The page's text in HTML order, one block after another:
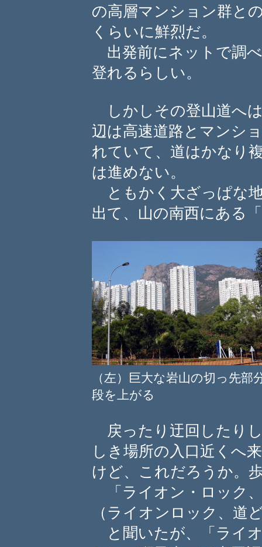
の高層マンション群と
くらいに鮮烈だ。
出発前にネットで調
登れるらしい。
しかしその登山道へ
辺は高速道路とマンシ
れていて、道はかなり
は進めない。
ともかく大ざっぱな
出て、山の南西にある
（左）巨大な岩山の切っ
段を上がる
戻ったり迂回したり
しき場所の入口近くへ
けど、これだろうか。
「ライオン・ロック
（ライオンロック、道
と聞いたが、「ライ